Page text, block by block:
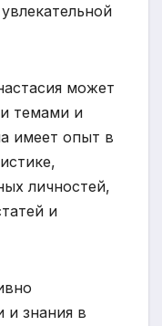
может
темами и
имеет опыт в
личностей,
и
и знания в